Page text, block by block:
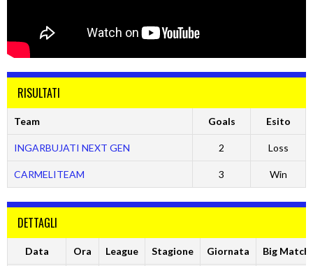
RISULTATI
Team Goals Esito
INGARBUJATI NEXT GEN 2 Loss
CARMELITEAM 3 Win
DETTAGLI
Data Ora League Stagione Giornata Big Match